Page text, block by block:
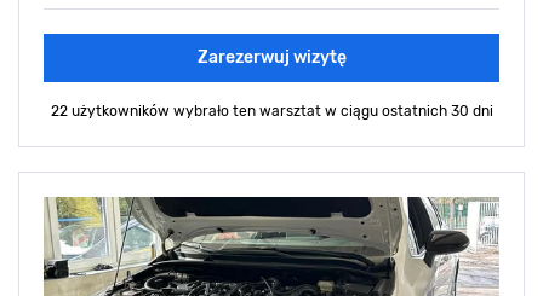
Zarezerwuj wizytę
22 użytkowników wybrało ten warsztat w ciągu ostatnich 30 dni